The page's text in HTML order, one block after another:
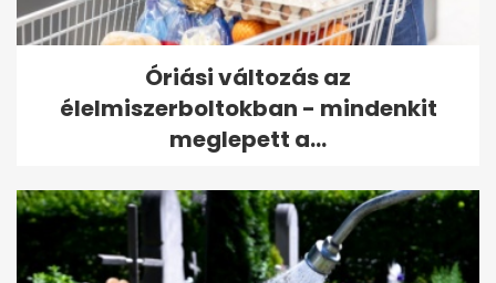
Óriási változás az
élelmiszerboltokban - mindenkit
meglepett a...